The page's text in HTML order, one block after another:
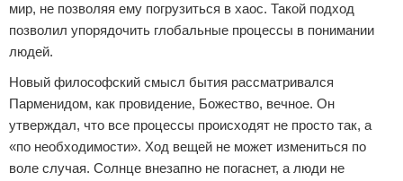
мир, не позволяя ему погрузиться в хаос. Такой подход
позволил упорядочить глобальные процессы в понимании
людей.
Новый философский смысл бытия рассматривался
Парменидом, как провидение, Божество, вечное. Он
утверждал, что все процессы происходят не просто так, а
«по необходимости». Ход вещей не может измениться по
воле случая. Солнце внезапно не погаснет, а люди не